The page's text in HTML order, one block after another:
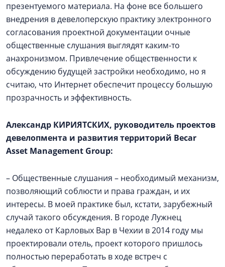
презентуемого материала. На фоне все большего
внедрения в девелоперскую практику электронного
согласования проектной документации очные
общественные слушания выглядят каким-то
анахронизмом. Привлечение общественности к
обсуждению будущей застройки необходимо, но я
считаю, что Интернет обеспечит процессу большую
прозрачность и эффективность.
Александр КИРИЯТСКИХ, руководитель проектов
девелопмента и развития территорий Becar
Asset Management Group:
– Общественные слушания – необходимый механизм,
позволяющий соблюсти и права граждан, и их
интересы. В моей практике был, кстати, зарубежный
случай такого обсуждения. В городе Лужнец
недалеко от Карловых Вар в Чехии в 2014 году мы
проектировали отель, проект которого пришлось
полностью переработать в ходе встреч с